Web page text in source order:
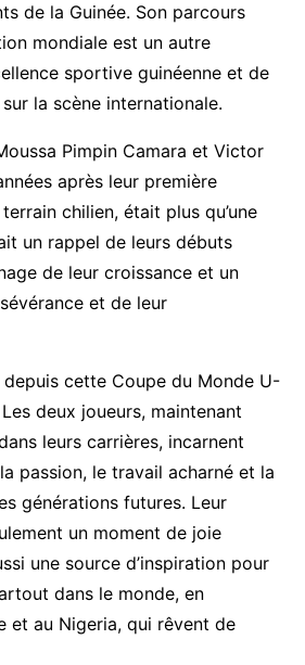
de la Guinée. Son parcours
mondiale est un autre
sportive guinéenne et de
la scène internationale.
Pimpin Camara et Victor
après leur première
chilien, était plus qu’une
un rappel de leurs débuts
de leur croissance et un
et de leur
cette Coupe du Monde U-
deux joueurs, maintenant
leurs carrières, incarnent
passion, le travail acharné et la
générations futures. Leur
un moment de joie
une source d’inspiration pour
dans le monde, en
et au Nigeria, qui rêvent de